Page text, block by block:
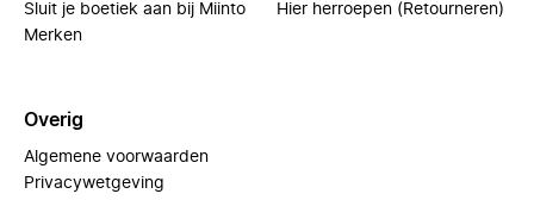
Sluit je boetiek aan bij Miinto
Merken
Hier herroepen (Retourneren)
Overig
Algemene voorwaarden
Privacywetgeving